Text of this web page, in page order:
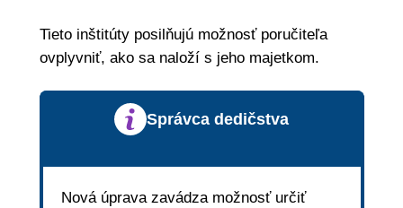
Tieto inštitúty posilňujú možnosť poručiteľa
ovplyvniť, ako sa naloží s jeho majetkom.
Správca dedičstva
Nová úprava zavádza možnosť určiť